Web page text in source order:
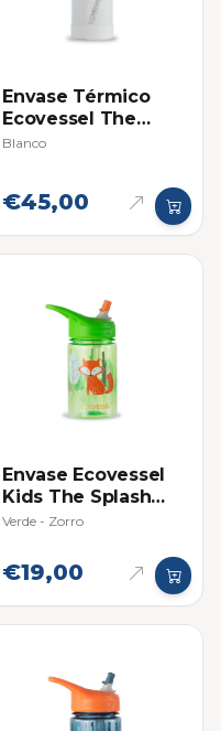
Envase Térmico
Ecovessel The
Boulder 20oz
Blanco
€45,00
Envase Ecovessel
Kids The Splash
12oz (354ml)
Verde - Zorro
€19,00